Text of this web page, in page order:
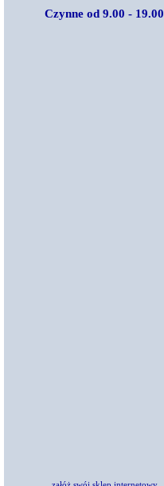
Czynne od 9.00 - 19.00